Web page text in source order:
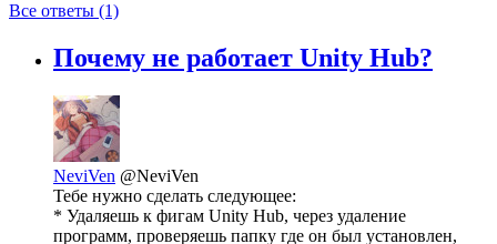
Все ответы (1)
Почему не работает Unity Hub?
NeviVen @NeviVen
Тебе нужно сделать следующее:
* Удаляешь к фигам Unity Hub, через удаление
программ, проверяешь папку где он был установлен,